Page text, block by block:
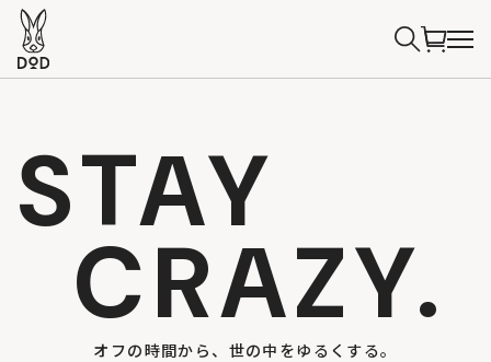
STAY
CRAZY.
オフの時間から、世の中をゆるくする。